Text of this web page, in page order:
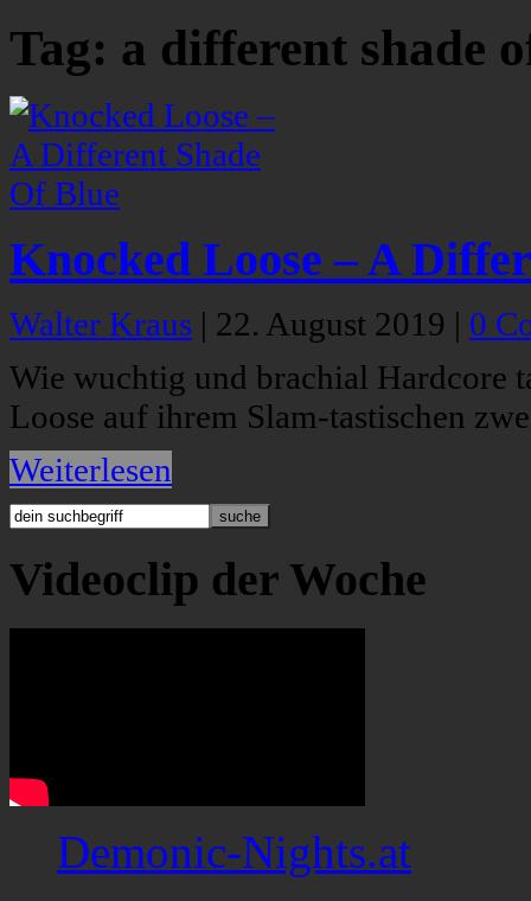
Tag: a different shade
Knocked Loose – A
Walter Kraus | 22. August 2019 | 0
Wie wuchtig und brachial Hardcore
Loose auf ihrem Slam-tastischen
Weiterlesen
Videoclip der Woche
Demonic-Nights.at